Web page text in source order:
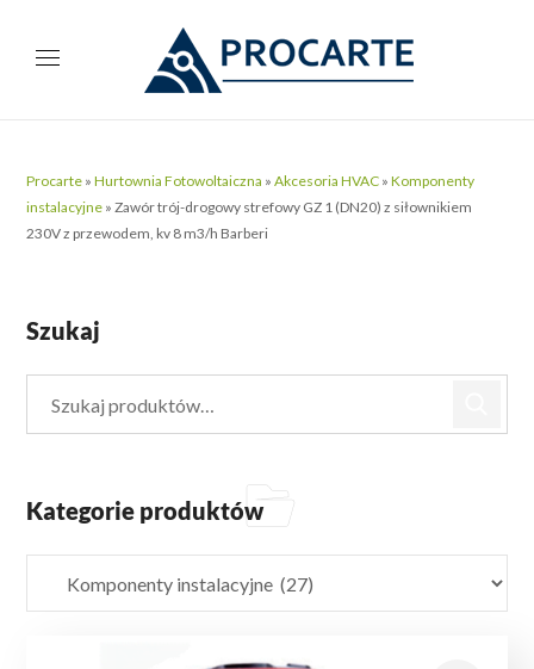
Procarte »Hurtownia Fotowoltaiczna »Akcesoria HVAC »Komponenty
instalacyjne »Zawór trój-drogowy strefowy GZ 1 (DN20) z siłownikiem
230V z przewodem, kv 8 m3/h Barberi
Szukaj
Kategorie produktów